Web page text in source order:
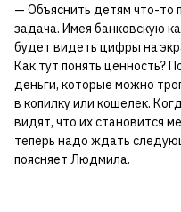
— Объяснить детям что-то
задача. Имея банковскую
будет видеть цифры на
Как тут понять ценность?
деньги, которые можно
в копилку или кошелек.
видят, что их становится
теперь надо ждать
поясняет Людмила.